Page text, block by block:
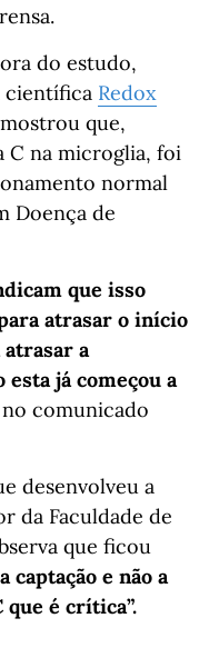
do estudo,
científica Redox
que,
C na microglia, foi
normal
Doença de
que isso
atrasar o início
atrasar a
esta já começou a
comunicado
desenvolveu a
da Faculdade de
que ficou
captação e não a
é crítica”.